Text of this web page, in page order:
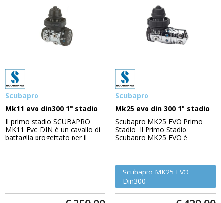
Scubapro
Mk11 evo din300 1° stadio
Il primo stadio SCUBAPRO
MK11 Evo DIN è un cavallo di
battaglia progettato per il
indipendentemente dalla
profondità, dalla pressi...
Scubapro
Mk25 evo din 300 1° stadio
Scubapro MK25 EVO Primo
Stadio Il Primo Stadio
Scubapro MK25 EVO è
affidabilità tanto da essere
scelto dai subacquei tecnici
anche in acqua fredda vista la
portata di ben 8500 litri/min,
Scubapro MK25 EVO
Din300